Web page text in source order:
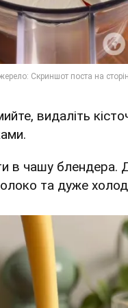
видаліть
в чашу блендера.
та дуже